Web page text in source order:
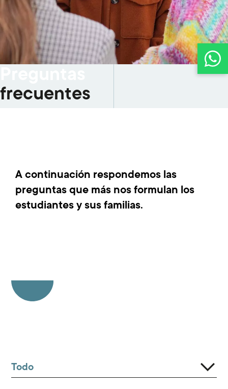
frecuentes
A continuación respondemos las
preguntas que más nos formulan los
estudiantes y sus familias.